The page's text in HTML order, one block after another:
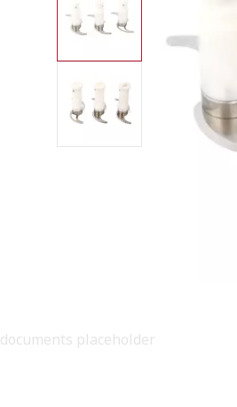
documents placeholder